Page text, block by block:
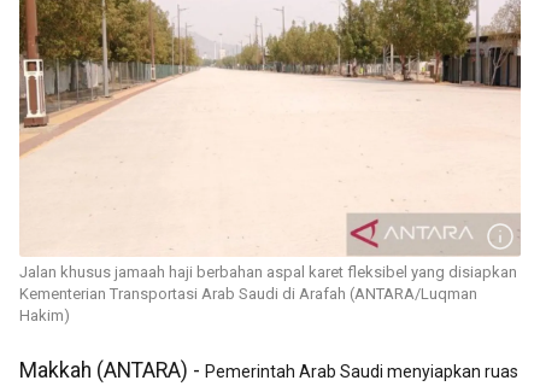
Jalan khusus jamaah haji berbahan aspal karet fleksibel yang disiapkan
Kementerian Transportasi Arab Saudi di Arafah (ANTARA/Luqman
Hakim)
Makkah (ANTARA) - Pemerintah Arab Saudi menyiapkan ruas